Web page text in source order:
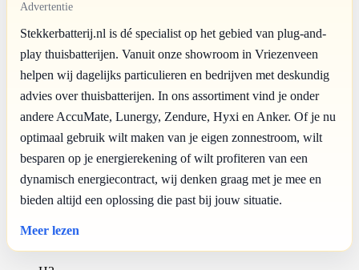
Advertentie
Stekkerbatterij.nl is dé specialist op het gebied van plug-and-
play thuisbatterijen. Vanuit onze showroom in Vriezenveen
helpen wij dagelijks particulieren en bedrijven met deskundig
advies over thuisbatterijen. In ons assortiment vind je onder
andere AccuMate, Lunergy, Zendure, Hyxi en Anker. Of je nu
optimaal gebruik wilt maken van je eigen zonnestroom, wilt
besparen op je energierekening of wilt profiteren van een
dynamisch energiecontract, wij denken graag met je mee en
bieden altijd een oplossing die past bij jouw situatie.
Meer lezen